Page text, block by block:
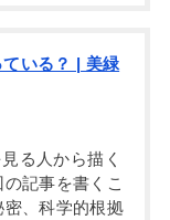
いる？ | 美緑
る人から描く
記事を書くこ
密、科学的根拠